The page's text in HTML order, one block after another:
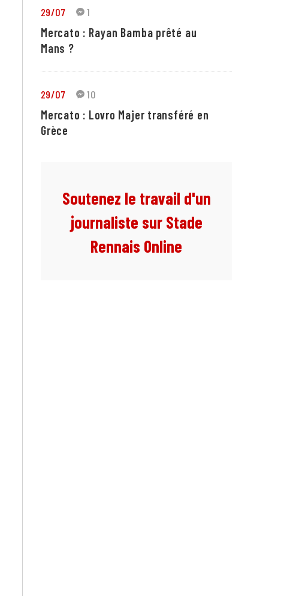
29/07 1
Mercato : Rayan Bamba prêté au
Mans ?
29/07 10
Mercato : Lovro Majer transféré en
Grèce
Soutenez le travail d'un
journaliste sur Stade
Rennais Online